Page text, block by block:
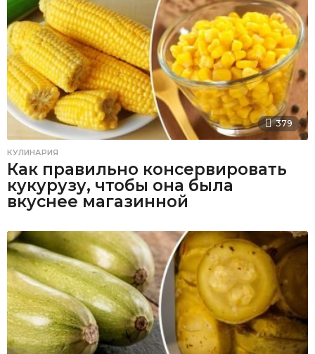
379
КУЛИНАРИЯ
Как правильно консервировать
кукурузу, чтобы она была
вкуснее магазинной